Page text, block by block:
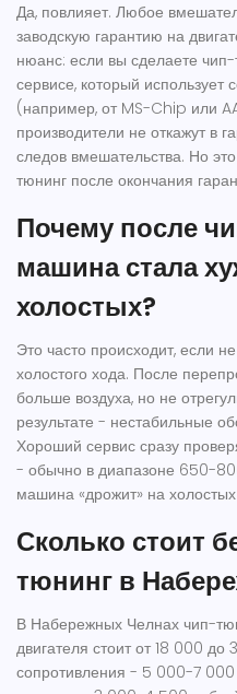
Да, повлияет. Любое
заводскую гарантию на
нюанс: если вы сделаете
сервисе, который
(например, от MS-Chip или
производители не откажут в
следов вмешательства. Но
тюнинг после окончания
Почему после
машина стала
холостых?
Это часто происходит, если
холостого хода. После
больше воздуха, но не
результате - нестабильные
Хороший сервис сразу
- обычно в диапазоне 650-
машина «дрожит» на
Сколько стоит
тюнинг в
В Набережных Челнах чип-
двигателя стоит от 18 000
сопротивления - 5 000-7